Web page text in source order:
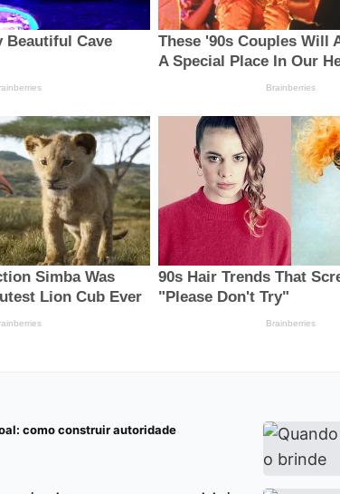
como construir autoridade